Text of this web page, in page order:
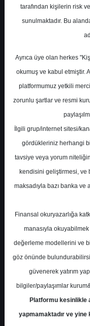
PGSUS
İş Yatırım
12 Mayıs
PGSUS -
Raporun ana
analist,
beklentilerin
kârlılıktaki sert
kalanına
görünümün
vurguluyor.
tarafından kişilerin risk
sunulmaktadır. Bu
Ayrıca üye olan herkes
okumuş ve kabul etmiştir.
platformumuz yetkili
zorunlu şartlar ve resmi
İlgili grup/internet sitesi/
gördükleriniz herhangi
tavsiye veya yorum
kendisini geliştirmesi, ve
maksadıyla bazı banka ve
Finansal okuryazarlığa
manasıyla okuyabilmek
değerleme modellerini ve
göz önünde
güvenerek yatırım
bilgiler/paylaşımlar
Platformu kesinlikle
yapmamaktadır ve yine